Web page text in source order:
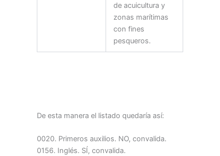
de acuicultura y
zonas marítimas
con fines
pesqueros.
De esta manera el listado quedaría así:
0020. Primeros auxilios. NO, convalida.
0156. Inglés. SÍ, convalida.